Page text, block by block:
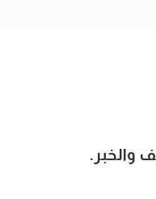
والخبر.